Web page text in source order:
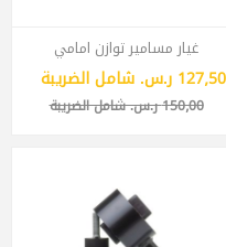
غيار مسامير توازن امامي
127٫50 ر.س.‏ شامل الضريبة
150٫00 ر.س.‏ شامل الضريبة